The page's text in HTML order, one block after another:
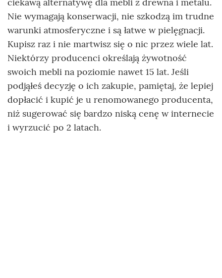
Nie wymagają konserwacji, nie szkodzą im trudne
warunki atmosferyczne i są łatwe w pielęgnacji.
Kupisz raz i nie martwisz się o nic przez wiele lat.
Niektórzy producenci określają żywotność
swoich mebli na poziomie nawet 15 lat. Jeśli
podjąłeś decyzję o ich zakupie, pamiętaj, że lepiej
dopłacić i kupić je u renomowanego producenta,
niż sugerować się bardzo niską cenę w internecie
i wyrzucić po 2 latach.